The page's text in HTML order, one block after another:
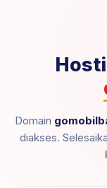
Domain
diakses.